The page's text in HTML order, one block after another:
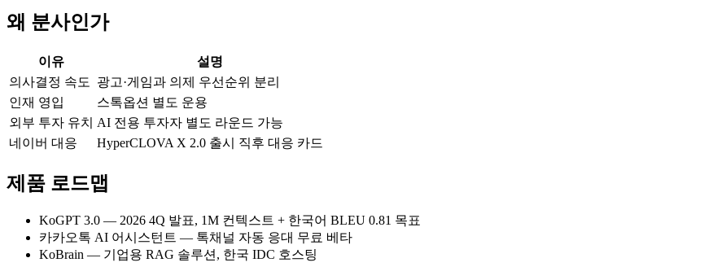
왜 분사인가
이유
설명
의사결정 속도
광고·게임과 의제 우선순위 분리
인재 영입
스톡옵션 별도 운용
외부 투자 유치
AI 전용 투자자 별도 라운드 가능
네이버 대응
HyperCLOVA X 2.0 출시 직후 대응 카드
제품 로드맵
KoGPT 3.0 — 2026 4Q 발표, 1M 컨텍스트 + 한국어 BLEU 0.81 목표
카카오톡 AI 어시스턴트 — 톡채널 자동 응대 무료 베타
KoBrain — 기업용 RAG 솔루션, 한국 IDC 호스팅